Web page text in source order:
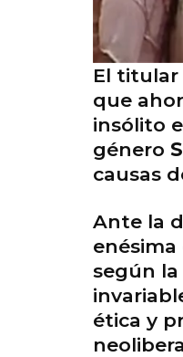
El titular
que
insólito
género
causas
Ante la
según
ética y